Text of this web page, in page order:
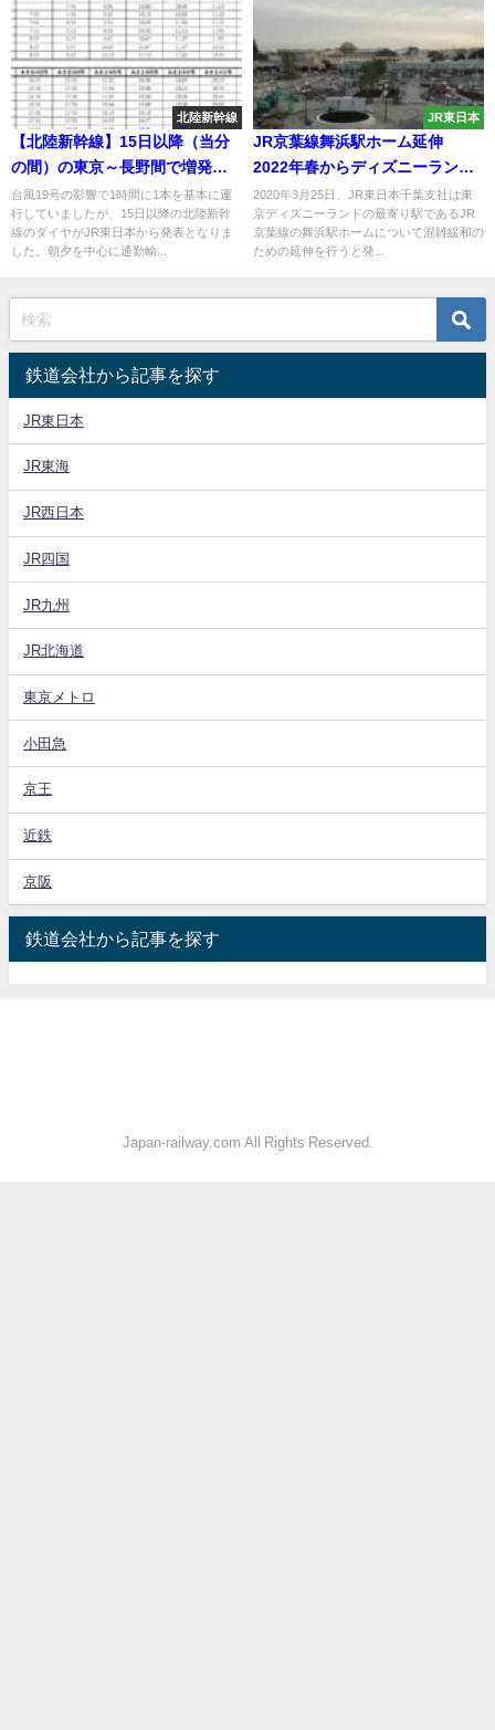
北陸新幹線
【北陸新幹線】15日以降（当分
の間）の東京～長野間で増発し
た時刻表が発表 E７系あさま号
が全車自由席で運転
台風19号の影響で1時間に1本を基本に運
行していましたが、15日以降の北陸新幹
線のダイヤがJR東日本から発表となりま
した。朝夕を中心に通勤輸...
JR東日本
JR京葉線舞浜駅ホーム延伸
2022年春からディズニーランド
利用客の混雑緩和へ
2020年3月25日、JR東日本千葉支社は東
京ディズニーランドの最寄り駅であるJR
京葉線の舞浜駅ホームについて混雑緩和の
ための延伸を行うと発...
鉄道会社から記事を探す
JR東日本
JR東海
JR西日本
JR四国
JR九州
JR北海道
東京メトロ
小田急
京王
近鉄
京阪
鉄道会社から記事を探す
Japan-railway.com All Rights Reserved.